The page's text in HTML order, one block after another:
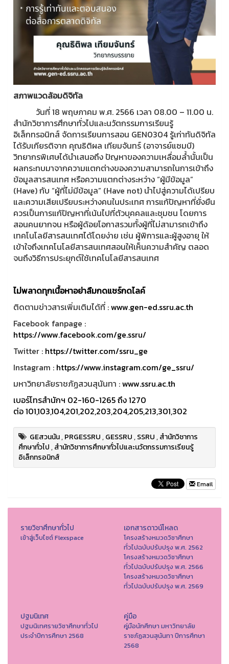
สภาพแวดล้อมดิจิทัล
วันที่ 18 พฤษภาคม พ.ศ. 2566 เวลา 08.00 – 11.00 น.
สำนักวิชาการศึกษาทั่วไปและนวัตกรรมการเรียนรู้
อิเล็กทรอนิกส์ จัดการเรียนการสอน GEN0304 รู้เก่าทันดิจิทัล
ได้รับเกียรติจาก คุณธิติผล เทียมจันทร์ (อาจารย์แซมบี)
วิทยากรพิเศษได้นำเสนอถึง ปัญหาของความเหลื่อมล้ำนั้นเป็น
ผลกระทบมาจากความแตกต่างของความสามารถในการเข้าถึง
ข้อมูลสารสนเทศ หรือความแตกต่างระหว่าง “ผู้มีข้อมูล”
(Have) กับ “ผู้ที่ไม่มีข้อมูล” (Have not) นำไปสู่ความได้เปรียบ
และความเสียเปรียบระหว่างคนในประเทศ การแก้ปัญหาที่ยั่งยืน
ควรเป็นการแก้ปัญหาที่เน้นไปที่ตัวบุคคลและชุมชน โดยการ
สอนคนยากจน หรือผู้ด้อยโอกาสรวมทั้งผู้ที่ไม่สามารถเข้าถึง
เทคโนโลยีสารสนเทศได้โดยง่าย เช่น ผู้พิการและผู้สูงอายุ ให้
เข้าใจถึงเทคโนโลยีสารสนเทศสอนให้เห็นความสำคัญ ตลอด
จนถึงวิธีการประยุกต์ใช้เทคโนโลยีสารสนเทศ
ไม่พลาดทุกเนื้อหาอย่าลืมกดแชร์กดไลค์
ติดตามข่าวสารเพิ่มเติมได้ที่ :www.gen-ed.ssru.ac.th
Facebook fanpage :
https://www.facebook.com/ge.ssru/
Twitter : https://twitter.com/ssru_ge
Instagram : https://www.instagram.com/ge_ssru/
มหาวิทยาลัยราชภัฏสวนสุนันทา :www.ssru.ac.th
เบอร์โทรสำนักฯ 02-160-1265 ถึง 1270
ต่อ 101,103,104,201,202,203,204,205,213,301,302
GEสวนนัน,PRGESSRU,GESSRU,SSRU,สำนักวิชาการ
ศึกษาทั่วไป,สำนักวิชาการศึกษาทั่วไปและนวัตกรรมการเรียนรู้
อิเล็กทรอนิกส์
Email
รายวิชาศึกษาทั่วไป
เข้าสู่เว็บไซต์ Flexspace
เอกสารดาวน์โหลด
โครงสร้างหมวดวิชาศึกษา
ทั่วไปฉบับปรับปรุง พ.ศ. 2562
โครงสร้างหมวดวิชาศึกษา
ทั่วไปฉบับปรับปรุง พ.ศ. 2566
โครงสร้างหมวดวิชาศึกษา
ทั่วไปฉบับปรับปรุง พ.ศ. 2569
ปฐมนิเทศ
ปฐมนิเทศรายวิชาศึกษาทั่วไป
ประจำปีการศึกษา 2568
คู่มือ
คู่มือนักศึกษา มหาวิทยาลัย
ราชภัฏสวนสุนันทา ปีการศึกษา
2568